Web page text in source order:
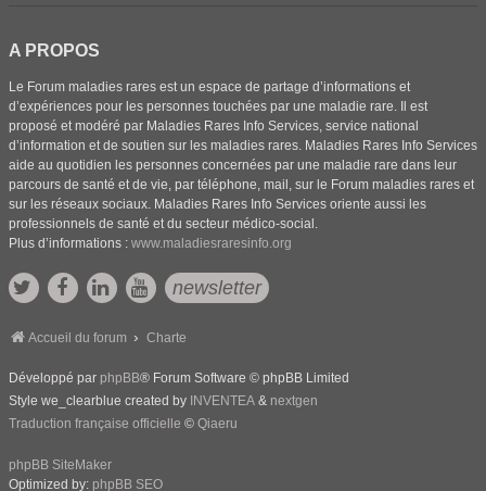
A PROPOS
Le Forum maladies rares est un espace de partage d’informations et
d’expériences pour les personnes touchées par une maladie rare. Il est
proposé et modéré par Maladies Rares Info Services, service national
d’information et de soutien sur les maladies rares. Maladies Rares Info Services
aide au quotidien les personnes concernées par une maladie rare dans leur
parcours de santé et de vie, par téléphone, mail, sur le Forum maladies rares et
sur les réseaux sociaux. Maladies Rares Info Services oriente aussi les
professionnels de santé et du secteur médico-social.
Plus d’informations : www.maladiesraresinfo.org
newsletter
Accueil du forum Charte
Développé par phpBB® Forum Software © phpBB Limited
Style we_clearblue created by INVENTEA & nextgen
Traduction française officielle © Qiaeru
phpBB SiteMaker
Optimized by: phpBB SEO